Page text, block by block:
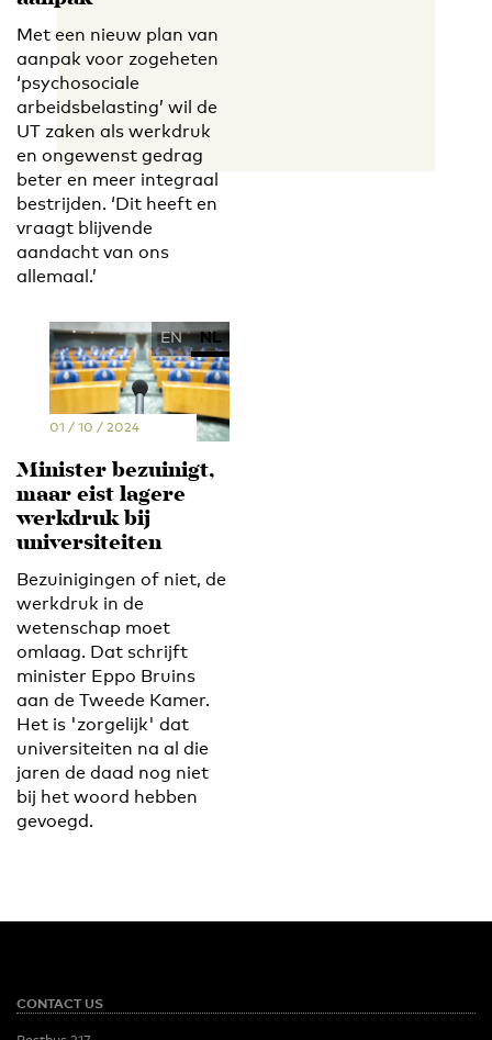
Met een nieuw plan van
aanpak voor zogeheten
‘psychosociale
arbeidsbelasting’ wil de
UT zaken als werkdruk
en ongewenst gedrag
beter en meer integraal
bestrijden. ‘Dit heeft en
vraagt blijvende
aandacht van ons
allemaal.’
EN NL
01 / 10 / 2024
Minister bezuinigt,
maar eist lagere
werkdruk bij
universiteiten
Bezuinigingen of niet, de
werkdruk in de
wetenschap moet
omlaag. Dat schrijft
minister Eppo Bruins
aan de Tweede Kamer.
Het is 'zorgelijk' dat
universiteiten na al die
jaren de daad nog niet
bij het woord hebben
gevoegd.
CONTACT US